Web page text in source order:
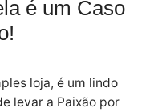
é um Caso
loja, é um lindo
levar a Paixão por